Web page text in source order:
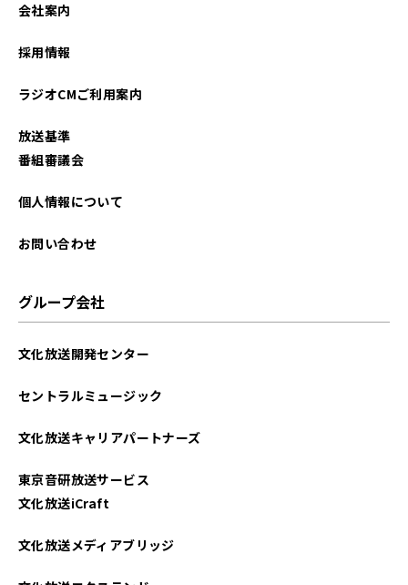
会社案内
採用情報
ラジオCMご利用案内
放送基準
番組審議会
個人情報について
お問い合わせ
グループ会社
文化放送開発センター
セントラルミュージック
文化放送キャリアパートナーズ
東京音研放送サービス
文化放送iCraft
文化放送メディアブリッジ